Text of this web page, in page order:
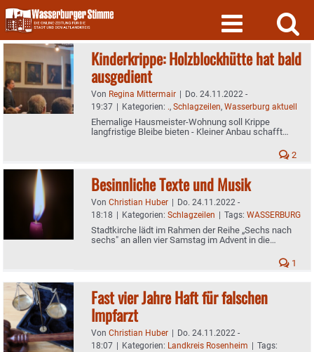
Skip
to
content
Kinderkrippe: Holzblockhütte hat bald
ausgedient
Von Regina Mittermair | Do. 24.11.2022 -
19:37 | Kategorien: ., Schlagzeilen, Wasserburg aktuell
Ehemalige Hausmeister-Wohnung soll Krippe
langfristige Bleibe bieten - Kleiner Anbau schafft
2
Besinnliche Texte und Musik
Von Christian Huber | Do. 24.11.2022 -
18:18 | Kategorien: Schlagzeilen | Tags: WASSERBURG
Stadtkirche lädt im Rahmen der Reihe „Sechs nach
sechs" an allen vier Samstag im Advent in die
1
Fast vier Jahre Haft für falschen
Impfarzt
Von Christian Huber | Do. 24.11.2022 -
18:07 | Kategorien: Landkreis Rosenheim | Tags: